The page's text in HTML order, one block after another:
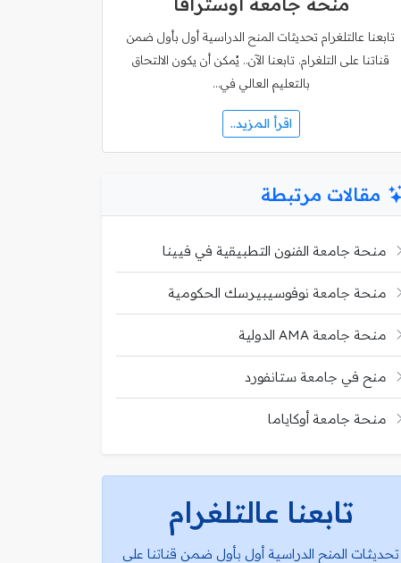
تابعنا عالتلغرام تحديثات المنح الدراسية أول بأول ضمن
قناتنا على التلغرام. تابعنا الآن.. يُمكن أن يكون الالتحاق
بالتعليم العالي في…
اقرأ المزيد..
مقالات مرتبطة
منحة جامعة الفنون التطبيقية في فيينا
منحة جامعة نوفوسيبيرسك الحكومية
منحة جامعة AMA الدولية
منح في جامعة ستانفورد
منحة جامعة أوكاياما
تابعنا عالتلغرام
تحديثات المنح الدراسية أول بأول ضمن قناتنا على